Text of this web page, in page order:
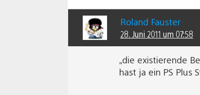
Roland Fauster
28. Juni 2011 um 07:58
„die existierende
hast ja ein PS Plus